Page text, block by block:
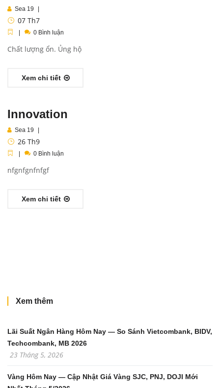
Sea 19
07 Th7
0 Bình luận
Chất lượng ổn. Ủng hộ
Xem chi tiết
Innovation
Sea 19
26 Th9
0 Bình luận
nfgnfgnfnfgf
Xem chi tiết
Xem thêm
Lãi Suất Ngân Hàng Hôm Nay — So Sánh Vietcombank, BIDV,
Techcombank, MB 2026
23 Tháng 5, 2026
Vàng Hôm Nay — Cập Nhật Giá Vàng SJC, PNJ, DOJI Mới